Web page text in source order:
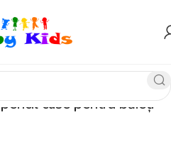
pencil case pentru băieți